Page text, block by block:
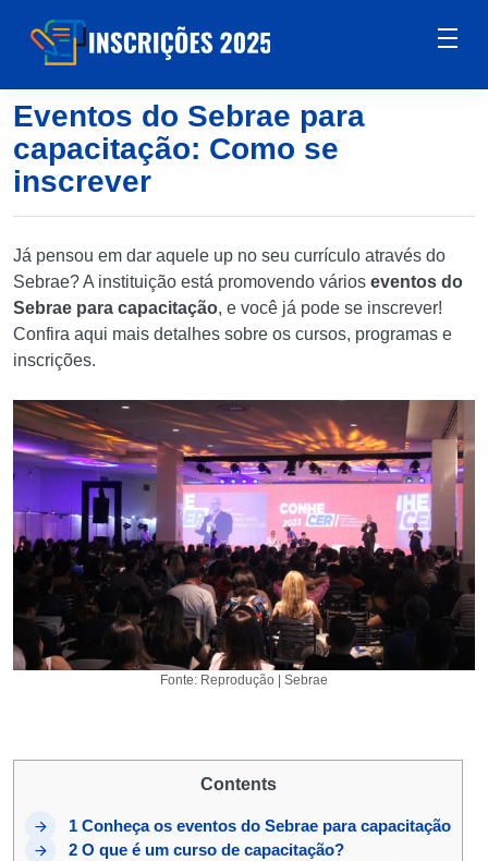
Eventos do Sebrae para
capacitação: Como se
inscrever
Já pensou em dar aquele up no seu currículo através do
Sebrae? A instituição está promovendo vários eventos do
Sebrae para capacitação, e você já pode se inscrever!
Confira aqui mais detalhes sobre os cursos, programas e
inscrições.
Fonte: Reprodução | Sebrae
Contents
1 Conheça os eventos do Sebrae para capacitação
2 O que é um curso de capacitação?